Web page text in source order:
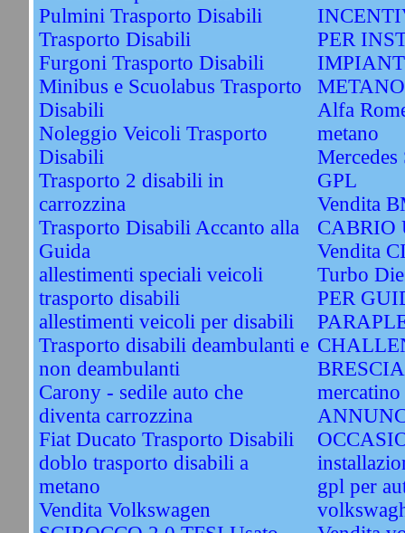
Pulmini Trasporto Disabili
Trasporto Disabili
Furgoni Trasporto Disabili
Minibus e Scuolabus Trasporto
Disabili
Noleggio Veicoli Trasporto
Disabili
Trasporto 2 disabili in
carrozzina
Trasporto Disabili Accanto alla
Guida
allestimenti speciali veicoli
trasporto disabili
allestimenti veicoli per disabili
Trasporto disabili deambulanti e
non deambulanti
Carony - sedile auto che
diventa carrozzina
Fiat Ducato Trasporto Disabili
doblo trasporto disabili a
metano
Vendita Volkswagen
PER
METANO
Alfa
metano
Mercedes
GPL
Vendita
CABRIO
Vendita
Turbo
PER
mercatino
gpl per